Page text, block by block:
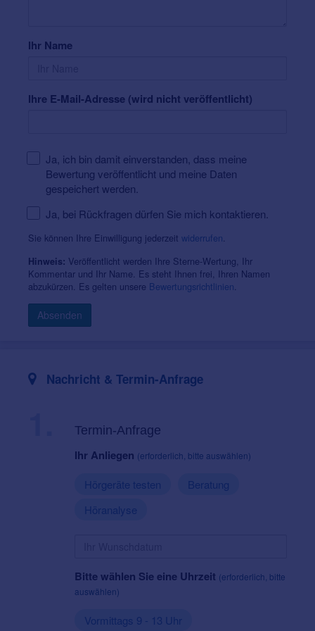
Ihr Name
Ihre E-Mail-Adresse (wird nicht veröffentlicht)
Ja, ich bin damit einverstanden, dass meine
Bewertung veröffentlicht und meine Daten
gespeichert werden.
Ja, bei Rückfragen dürfen Sie mich kontaktieren.
Sie können Ihre Einwilligung jederzeit widerrufen.
Hinweis: Veröffentlicht werden Ihre Sterne-Wertung, Ihr
Kommentar und Ihr Name. Es steht Ihnen frei, Ihren Namen
abzukürzen. Es gelten unsere Bewertungsrichtlinien.
Absenden
Nachricht & Termin-Anfrage
Termin-Anfrage
Ihr Anliegen (erforderlich, bitte auswählen)
Hörgeräte testen
Beratung
Höranalyse
Bitte wählen Sie eine Uhrzeit (erforderlich, bitte
auswählen)
Vormittags 9 - 13 Uhr